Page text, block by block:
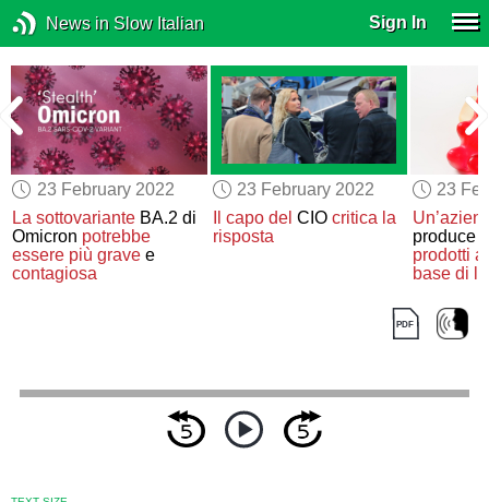
News in Slow Italian Sign In
23 February 2022
La sottovariante BA.2 di
Omicron potrebbe
essere più grave e
contagiosa
23 February 2022
Il capo del CIO critica la
risposta
23
produce
prodotti
base di